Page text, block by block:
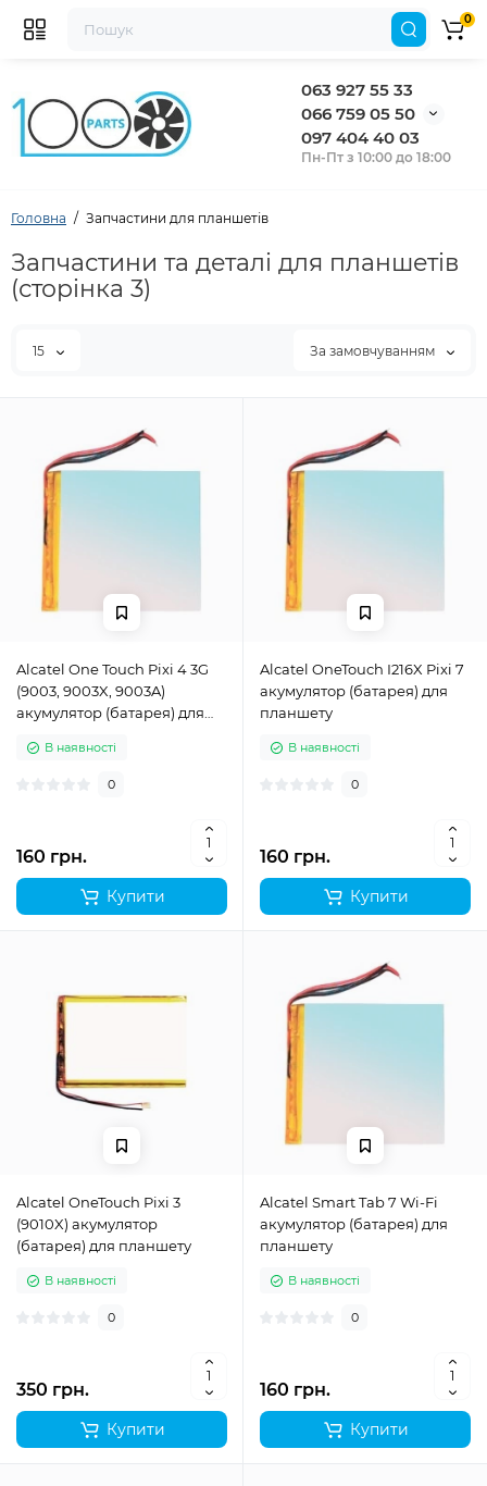
063 927 55 33
066 759 05 50
097 404 40 03
Пн-Пт з 10:00 до 18:00
0
Головна Запчастини для планшетів
Запчастини та деталі для планшетів
(сторінка 3)
15 За замовчуванням
Alcatel One Touch Pixi 4 3G
(9003, 9003X, 9003A)
акумулятор (батарея) для
В наявності
0
160 грн.
Купити
Alcatel OneTouch I216X Pixi 7
акумулятор (батарея) для
планшету
В наявності
0
160 грн.
Купити
Alcatel OneTouch Pixi 3
(9010X) акумулятор
(батарея) для планшету
В наявності
0
350 грн.
Купити
Alcatel Smart Tab 7 Wi-Fi
акумулятор (батарея) для
планшету
В наявності
0
160 грн.
Купити